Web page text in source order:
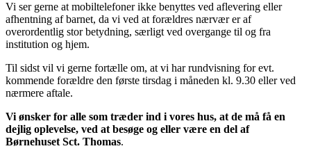
Vi ser gerne at mobiltelefoner ikke benyttes ved aflevering eller
afhentning af barnet, da vi ved at forældres nærvær er af
overordentlig stor betydning, særligt ved overgange til og fra
institution og hjem.
Til sidst vil vi gerne fortælle om, at vi har rundvisning for evt.
kommende forældre den første tirsdag i måneden kl. 9.30 eller ved
nærmere aftale.
Vi ønsker for alle som træder ind i vores hus, at de må få en
dejlig oplevelse, ved at besøge og eller være en del af
Børnehuset Sct. Thomas.